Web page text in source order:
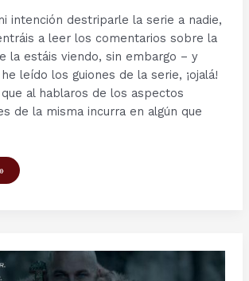
intención destriparle la serie a nadie,
a leer los comentarios sobre la
la estáis viendo, sin embargo – y
leído los guiones de la serie, ¡ojalá!
al hablaros de los aspectos
de la misma incurra en algún que